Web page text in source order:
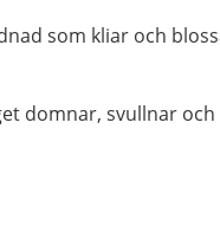
som kliar och
domnar, svullnar och